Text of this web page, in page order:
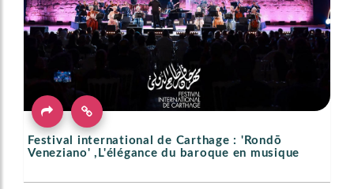
Festival international de Carthage : 'Rondō
Veneziano' ,L'élégance du baroque en musique